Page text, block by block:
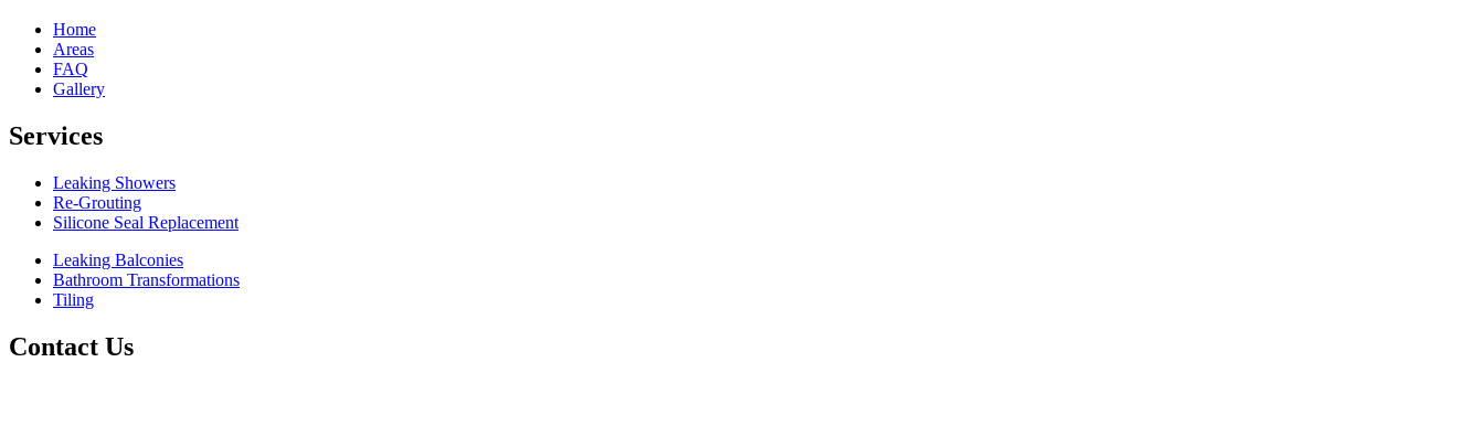
Home
Areas
FAQ
Gallery
Services
Leaking Showers
Re-Grouting
Silicone Seal Replacement
Leaking Balconies
Bathroom Transformations
Tiling
Contact Us